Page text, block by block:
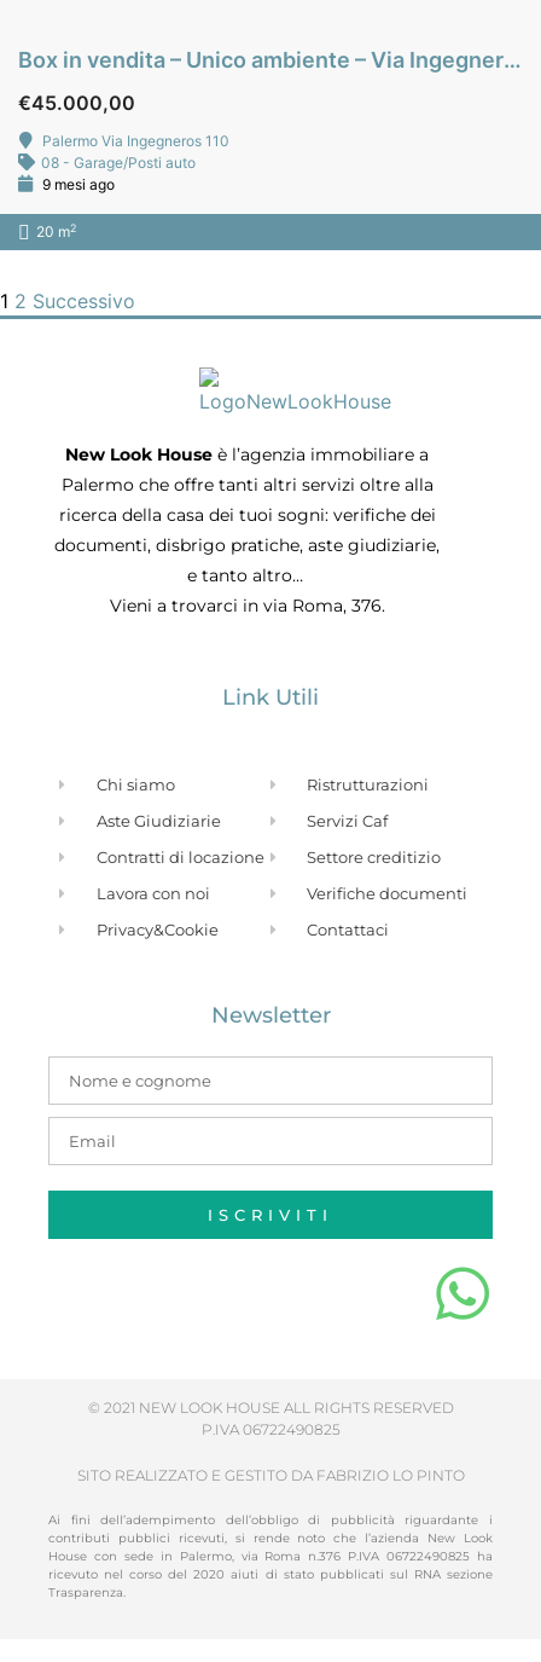
Box in vendita – Unico ambiente – Via Ingegneros – zona Strasburgo – Palermo
€45.000,00
Palermo Via Ingegneros 110
08 - Garage/Posti auto
9 mesi ago
20 m2
1 2 Successivo
New Look House è l’agenzia immobiliare a
Palermo che offre tanti altri servizi oltre alla
ricerca della casa dei tuoi sogni: verifiche dei
documenti, disbrigo pratiche, aste giudiziarie,
e tanto altro…
Vieni a trovarci in via Roma, 376.
Link Utili
Chi siamo
Aste Giudiziarie
Contratti di locazione
Lavora con noi
Privacy&Cookie
Ristrutturazioni
Servizi Caf
Settore creditizio
Verifiche documenti
Contattaci
Newsletter
ISCRIVITI
© 2021 NEW LOOK HOUSE ALL RIGHTS RESERVED
P.IVA 06722490825
SITO REALIZZATO E GESTITO DA FABRIZIO LO PINTO
Ai fini dell’adempimento dell’obbligo di pubblicità riguardante i
contributi pubblici ricevuti, si rende noto che l’azienda New Look
House con sede in Palermo, via Roma n.376 P.IVA 06722490825 ha
ricevuto nel corso del 2020 aiuti di stato pubblicati sul RNA sezione
Trasparenza.